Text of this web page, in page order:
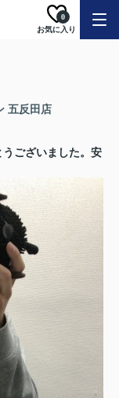
お気に入り
0
五反田店
ございました。安